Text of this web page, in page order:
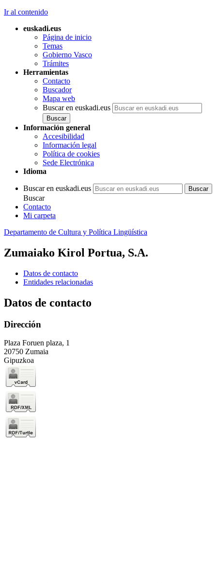
Ir al contenido
euskadi.eus
Página de inicio
Temas
Gobierno Vasco
Trámites
Herramientas
Contacto
Buscador
Mapa web
Buscar en euskadi.eus
Información general
Accesibilidad
Información legal
Política de cookies
Sede Electrónica
Idioma
Buscar en euskadi.eus
Buscar
Contacto
Mi carpeta
Departamento de Cultura y Política Lingüística
Zumaiako Kirol Portua, S.A.
Datos de contacto
Entidades relacionadas
Datos de contacto
Dirección
Plaza Foruen plaza, 1
20750 Zumaia
Gipuzkoa